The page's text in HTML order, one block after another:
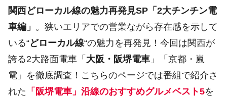
関西どローカル線の魅力再発見SP「2大チンチン電
車編」 。狭いエリアでの営業ながら存在感を示して
いる“どローカル線“の魅力を再発見！今回は関西が
誇る2大路面電車「 大阪・阪堺電車 」「京都・嵐
電」を徹底調査！こちらのページでは番組で紹介さ
れた 「阪堺電車」沿線のおすすめグルメベスト5を